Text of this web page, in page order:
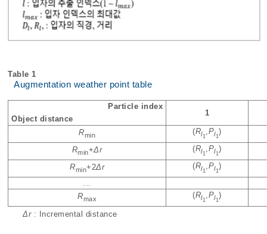
Table 1
Augmentation weather point table
Particle index
1
Object distance
Rmin (Rl1
,Pl1
)
Rmin+Δr (Rl1
,Pl1
)
Rmin+2Δr (Rl1
,Pl1
)
...
Rmax (Rl1
,Pl1
)
Δr: Incremental distance